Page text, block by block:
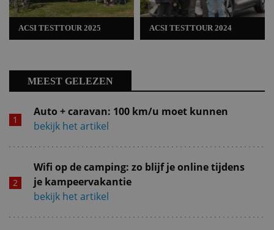
ACSI TESTTOUR 2025 ACSI TESTTOUR 2024
MEEST GELEZEN
Auto + caravan: 100 km/u moet kunnen
bekijk het artikel
Wifi op de camping: zo blijf je online tijdens
je kampeervakantie
bekijk het artikel